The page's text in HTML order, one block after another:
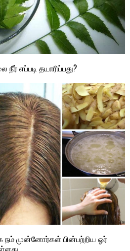
எப்படி தயாரிப்பது?
நம் முன்னோர்கள் பின்பற்றிய ஓர்